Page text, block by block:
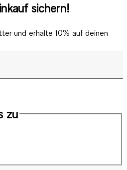
sichern!
und erhalte 10% auf deinen
zu